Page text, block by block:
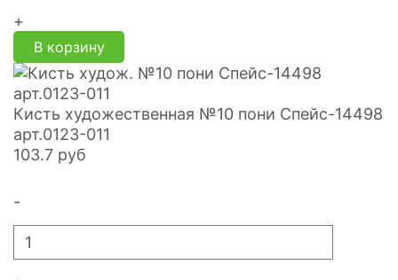
+
В корзину
Кисть художественная №10 пони Спейс-14498
арт.0123-011
103.7 руб
-